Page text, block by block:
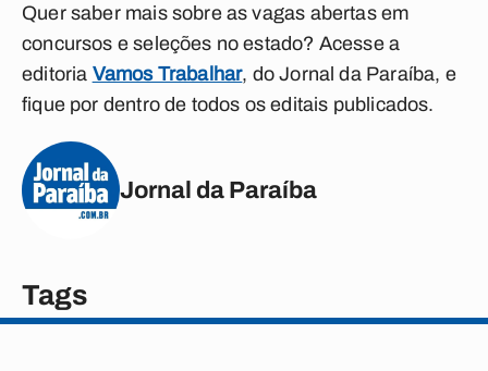
Quer saber mais sobre as vagas abertas em
concursos e seleções no estado? Acesse a
editoria Vamos Trabalhar, do Jornal da Paraíba, e
fique por dentro de todos os editais publicados.
Jornal da Paraíba
Tags